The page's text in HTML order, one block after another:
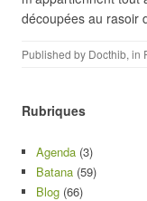
découpées au rasoir
Published by Docthib, in
Rubriques
Agenda (3)
Batana (59)
Blog (66)